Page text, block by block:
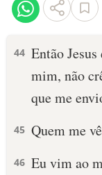
VERSÍCULOS
PALAVRA DO DIA
44 Então
mim, não
que me
45 Quem me
46 Eu vim ao